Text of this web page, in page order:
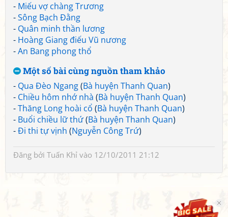
- Miếu vợ chàng Trương
-Sông Bạch Đằng
- Quân minh thần lương
- Hoàng Giang điếu Vũ nương
-An Bang phong thổ
Một số bài cùng nguồn tham khảo
- Qua Đèo Ngang(Bà huyện Thanh Quan)
- Chiều hôm nhớ nhà (Bà huyện Thanh Quan)
-Thăng Long hoài cổ (Bà huyện Thanh Quan)
- Buổi chiều lữ thứ(Bà huyện Thanh Quan)
-Đi thi tự vịnh (Nguyễn Công Trứ)
Đăng bởi Tuấn Khỉ vào 12/10/2011 21:12